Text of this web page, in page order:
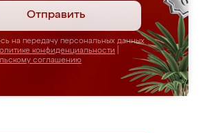
Отправить
на передачу персональных данных
конфиденциальности
соглашению